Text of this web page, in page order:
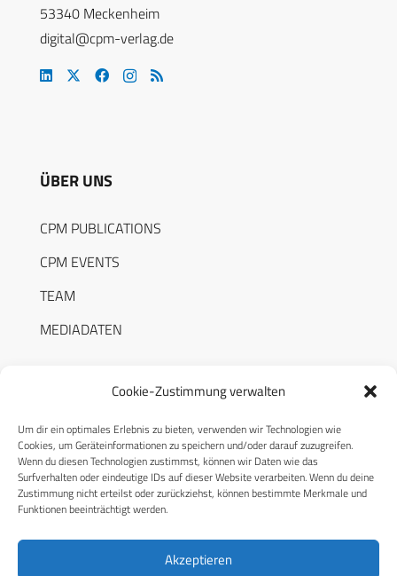
Cookie-Zustimmung verwalten
Um dir ein optimales Erlebnis zu bieten, verwenden wir Technologien wie
Cookies, um Geräteinformationen zu speichern und/oder darauf zuzugreifen.
Wenn du diesen Technologien zustimmst, können wir Daten wie das
Surfverhalten oder eindeutige IDs auf dieser Website verarbeiten. Wenn du deine
Zustimmung nicht erteilst oder zurückziehst, können bestimmte Merkmale und
Funktionen beeinträchtigt werden.
Akzeptieren
53340 Meckenheim
digital@cpm-verlag.de
ÜBER UNS
CPM PUBLICATIONS
CPM EVENTS
TEAM
MEDIADATEN
RECHTLICHES
Datenschutzerklärung
Cookie-Richtlinie (EU)